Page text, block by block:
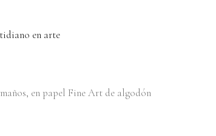
en arte
en papel Fine Art de algodón